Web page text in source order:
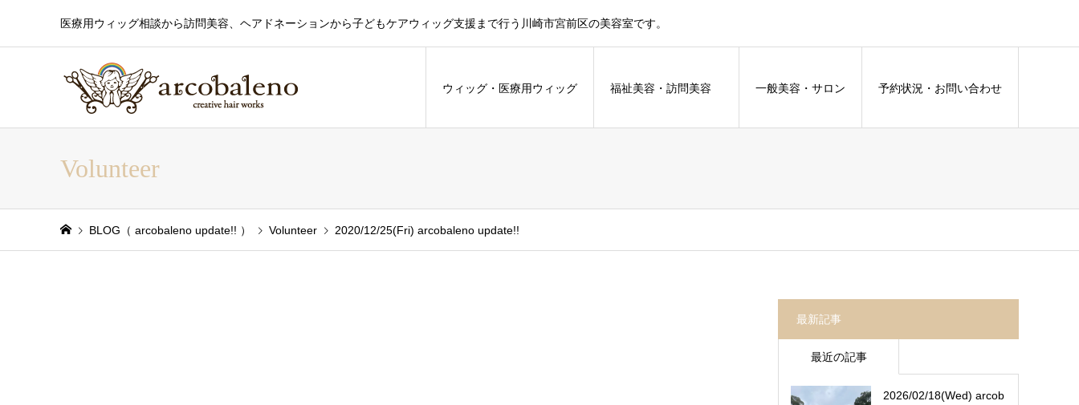
医療用ウィッグ相談から訪問美容、ヘアドネーションから子どもケアウィッグ支援まで行う川崎市宮前区の美容室です。
ウィッグ・医療用ウィッグ 福祉美容・訪問美容 一般美容・サロン 予約状況・お問い合わせ
Volunteer
BLOG（ arcobaleno update!! ） Volunteer 2020/12/25(Fri) arcobaleno update!!
最新記事
最近の記事
2026/02/18(Wed) arcob